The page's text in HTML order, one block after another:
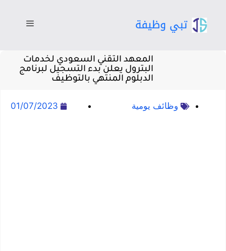
المعهد التقني السعودي لخدمات
البترول يعلن بدء التسجيل لبرنامج
الدبلوم المنتهي بالتوظيف
وظائف يومية 01/07/2023